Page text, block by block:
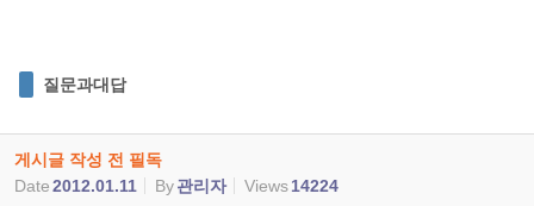
질문과대답
게시글 작성 전 필독
Date2012.01.11 By관리자 Views14224